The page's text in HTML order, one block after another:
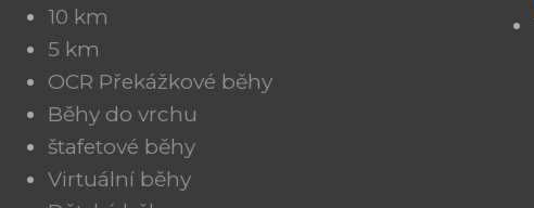
10 km
5 km
OCR Překážkové běhy
Běhy do vrchu
štafetové běhy
Virtuální běhy